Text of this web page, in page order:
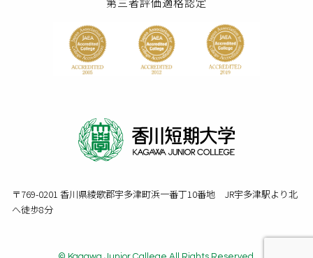
〒769-0201 香川県綾歌郡宇多津町浜一番丁10番地 JR宇多津駅より北
へ徒歩8分